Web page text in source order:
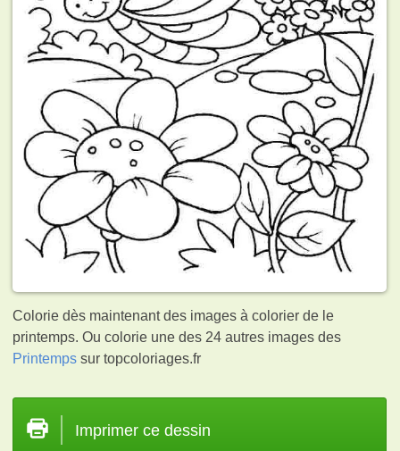
Colorie dès maintenant des images à colorier de le
printemps. Ou colorie une des 24 autres images des
Printemps sur topcoloriages.fr
Imprimer ce dessin